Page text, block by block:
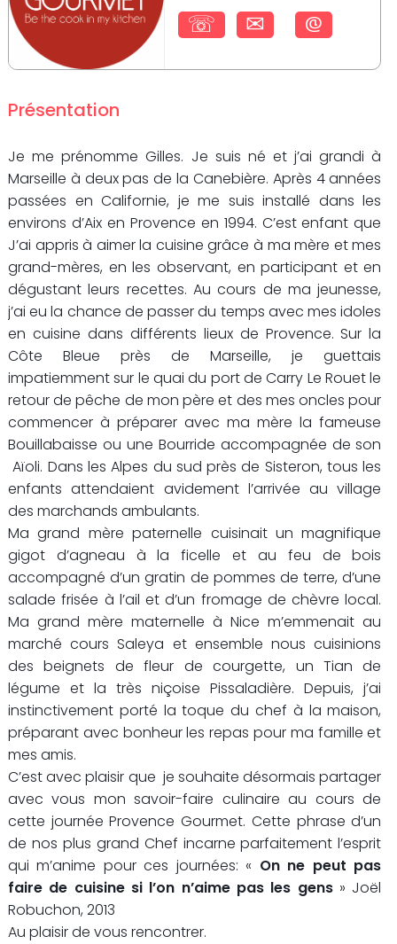
☏ ✉ @
Présentation
Je me prénomme Gilles. Je suis né et j’ai grandi à
Marseille à deux pas de la Canebière. Après 4 années
passées en Californie, je me suis installé dans les
environs d’Aix en Provence en 1994. C’est enfant que
J’ai appris à aimer la cuisine grâce à ma mère et mes
grand-mères, en les observant, en participant et en
dégustant leurs recettes. Au cours de ma jeunesse,
j’ai eu la chance de passer du temps avec mes idoles
en cuisine dans différents lieux de Provence. Sur la
Côte Bleue près de Marseille, je guettais
impatiemment sur le quai du port de Carry Le Rouet le
retour de pêche de mon père et des mes oncles pour
commencer à préparer avec ma mère la fameuse
Bouillabaisse ou une Bourride accompagnée de son
Aïoli. Dans les Alpes du sud près de Sisteron, tous les
enfants attendaient avidement l’arrivée au village
des marchands ambulants.
Ma grand mère paternelle cuisinait un magnifique
gigot d’agneau à la ficelle et au feu de bois
accompagné d’un gratin de pommes de terre, d’une
salade frisée à l’ail et d’un fromage de chèvre local.
Ma grand mère maternelle à Nice m’emmenait au
marché cours Saleya et ensemble nous cuisinions
des beignets de fleur de courgette, un Tian de
légume et la très niçoise Pissaladière. Depuis, j’ai
instinctivement porté la toque du chef à la maison,
préparant avec bonheur les repas pour ma famille et
mes amis.
C’est avec plaisir que je souhaite désormais partager
avec vous mon savoir-faire culinaire au cours de
cette journée Provence Gourmet. Cette phrase d’un
de nos plus grand Chef incarne parfaitement l’esprit
qui m’anime pour ces journées: « On ne peut pas
faire de cuisine si l’on n’aime pas les gens» Joël
Robuchon, 2013
Au plaisir de vous rencontrer.